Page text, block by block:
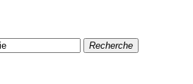
Recherche